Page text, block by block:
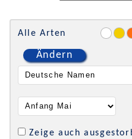
Alle Arten
Ändern
Zeige auch